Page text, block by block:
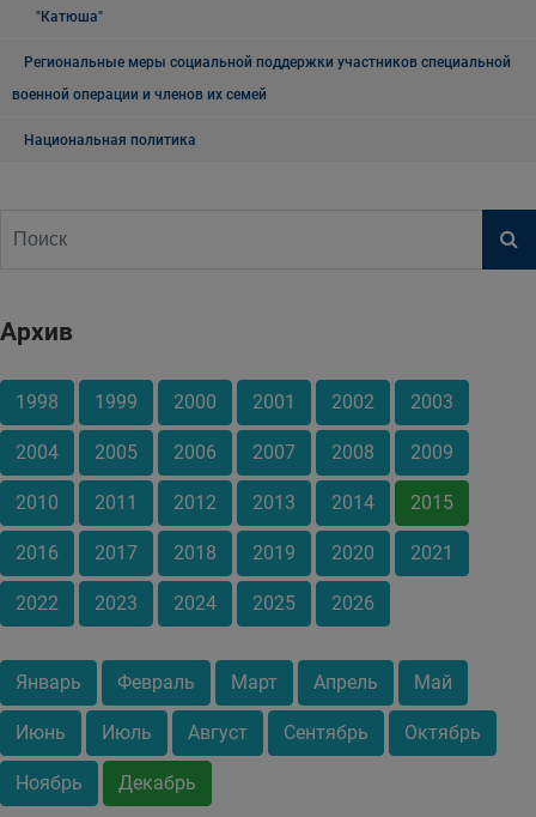
"Катюша"
Региональные меры социальной поддержки участников специальной
военной операции и членов их семей
Национальная политика
Архив
1998 1999 2000 2001 2002 2003
2004 2005 2006 2007 2008 2009
2010 2011 2012 2013 2014 2015
2016 2017 2018 2019 2020 2021
2022 2023 2024 2025 2026
Январь Февраль Март Апрель Май
Июнь Июль Август Сентябрь Октябрь
Ноябрь Декабрь